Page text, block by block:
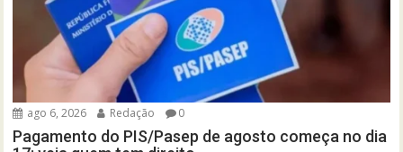
ago 6, 2026 Redação 0
Pagamento do PIS/Pasep de agosto começa no dia